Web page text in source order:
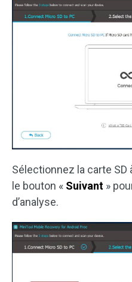
Sélectionnez la carte
le bouton « Suivant »
d’analyse.